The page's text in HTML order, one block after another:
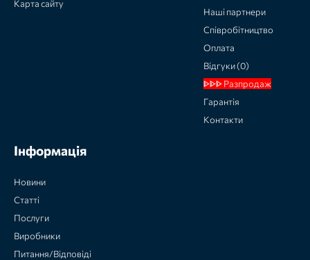
Карта сайту
Наші партнери
Співробітництво
Оплата
Відгуки (0)
ᐈᐈᐈ Разпродаж
Гарантія
Контакти
Інформація
Новини
Статті
Послуги
Виробники
Питання/Відповіді